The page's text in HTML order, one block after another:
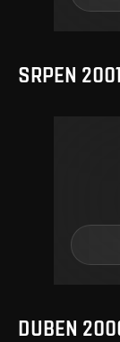
SRPEN 2001
DUBEN